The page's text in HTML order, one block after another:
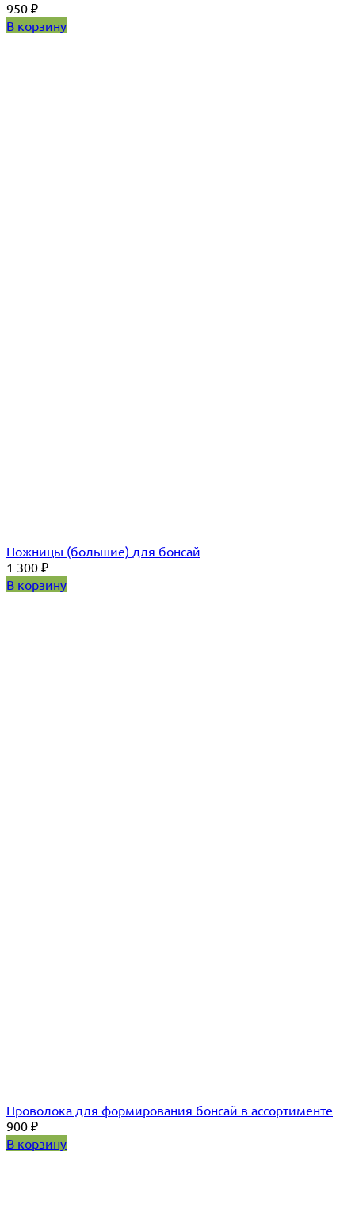
950 ₽
В корзину
Ножницы (большие) для бонсай
1 300 ₽
В корзину
Проволока для формирования бонсай в ассортименте
900 ₽
В корзину